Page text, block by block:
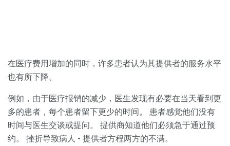
在医疗费用增加的同时，许多患者认为其提供者的服务水平
也有所下降。
例如，由于医疗报销的减少，医生发现有必要在当天看到更
多的患者，每个患者留下更少的时间。 患者感觉他们没有
时间与医生交谈或提问。 提供商知道他们必须急于通过预
约。 挫折导致病人 - 提供者方程两方的不满。